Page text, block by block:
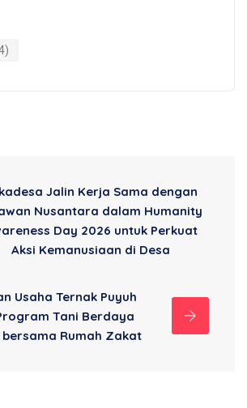
Jalin Kerja Sama dengan
Nusantara dalam Humanity
Day 2026 untuk Perkuat
Aksi Kemanusiaan di Desa
Usaha Ternak Puyuh
Tani Berdaya
Rumah Zakat